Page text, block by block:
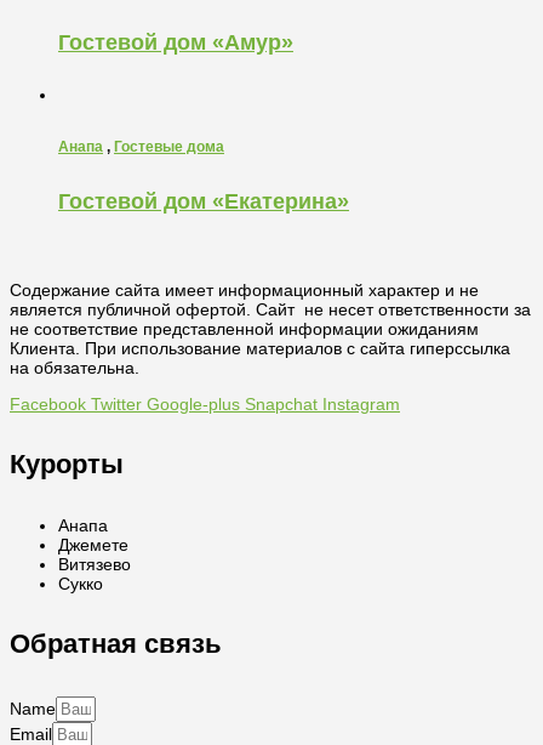
Гостевой дом «Амур»
Анапа , Гостевые дома
Гостевой дом «Екатерина»
Содержание сайта имеет информационный характер и не
является публичной офертой. Сайт не несет ответственности за
не соответствие представленной информации ожиданиям
Клиента. При использование материалов с сайта гиперссылка
на обязательна.
Facebook Twitter Google-plus Snapchat Instagram
Курорты
Анапа
Джемете
Витязево
Сукко
Обратная связь
Name
Email